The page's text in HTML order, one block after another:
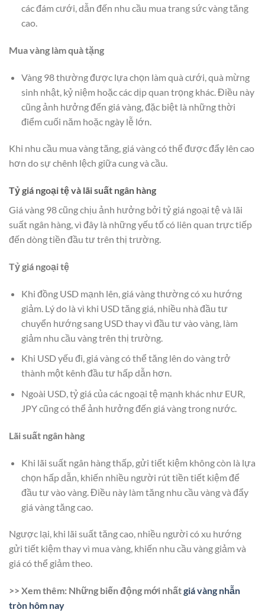
các đám cưới, dẫn đến nhu cầu mua trang sức vàng tăng
cao.
Mua vàng làm quà tặng
Vàng 98 thường được lựa chọn làm quà cưới, quà mừng
sinh nhật, kỷ niệm hoặc các dịp quan trọng khác. Điều này
cũng ảnh hưởng đến giá vàng, đặc biệt là những thời
điểm cuối năm hoặc ngày lễ lớn.
Khi nhu cầu mua vàng tăng, giá vàng có thể được đẩy lên cao
hơn do sự chênh lệch giữa cung và cầu.
Tỷ giá ngoại tệ và lãi suất ngân hàng
Giá vàng 98 cũng chịu ảnh hưởng bởi tỷ giá ngoại tệ và lãi
suất ngân hàng, vì đây là những yếu tố có liên quan trực tiếp
đến dòng tiền đầu tư trên thị trường.
Tỷ giá ngoại tệ
Khi đồng USD mạnh lên, giá vàng thường có xu hướng
giảm. Lý do là vì khi USD tăng giá, nhiều nhà đầu tư
chuyển hướng sang USD thay vì đầu tư vào vàng, làm
giảm nhu cầu vàng trên thị trường.
Khi USD yếu đi, giá vàng có thể tăng lên do vàng trở
thành một kênh đầu tư hấp dẫn hơn.
Ngoài USD, tỷ giá của các ngoại tệ mạnh khác như EUR,
JPY cũng có thể ảnh hưởng đến giá vàng trong nước.
Lãi suất ngân hàng
Khi lãi suất ngân hàng thấp, gửi tiết kiệm không còn là lựa
chọn hấp dẫn, khiến nhiều người rút tiền tiết kiệm để
đầu tư vào vàng. Điều này làm tăng nhu cầu vàng và đẩy
giá vàng tăng cao.
Ngược lại, khi lãi suất tăng cao, nhiều người có xu hướng
gửi tiết kiệm thay vì mua vàng, khiến nhu cầu vàng giảm và
giá có thể giảm theo.
>> Xem thêm: Những biến động mới nhấtgiá vàng nhẫn
tròn hôm nay​